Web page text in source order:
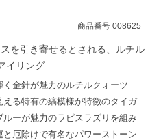
商品番号 008625
を引き寄せるとされる、ルチル
イリング
金針が魅力のルチルクォーツ
える特有の縞模様が特徴のタイガ
ルーが魅力のラピスラズリを組み
厄除けで有名なパワーストーン